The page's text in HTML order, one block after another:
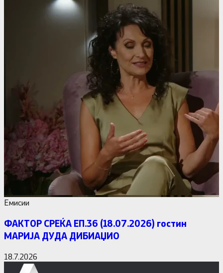
Емисии
ФАКТОР СРЕЌА ЕП.36 (18.07.2026) гостин
МАРИЈА ДУДА ДИБИАЏИО
18.7.2026